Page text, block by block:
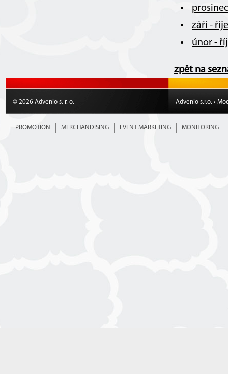
září -
únor -
zpět na
© 2026 Advenio s. r. o. Advenio s.r.o. •
PROMOTION MERCHANDISING EVENT MARKETING MONITORING